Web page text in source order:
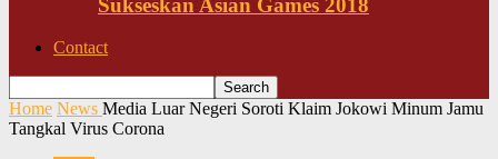
Contact
Home News Media Luar Negeri Soroti Klaim Jokowi Minum Jamu
Tangkal Virus Corona